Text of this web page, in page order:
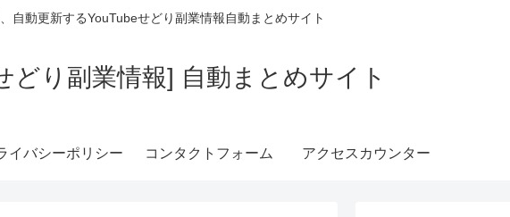
自動更新するYouTubeせどり副業情報自動まとめサイト
どり副業情報] 自動まとめサイト
イバシーポリシー コンタクトフォーム アクセスカウンター